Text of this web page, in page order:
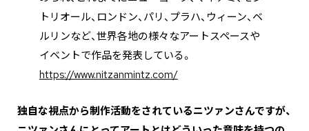
トリオール、ロンドン、パリ、プラハ、ウィーン、ベ
ルリンなど、世界各地の様々なアートスペースや
イベントで作品を発表している。
https://www.nitzanmintz.com/
―――独自な視点から制作活動をされているニツァンさんですが、